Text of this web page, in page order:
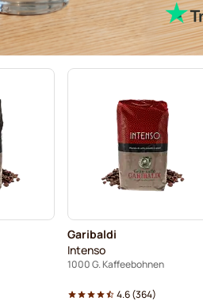
Garibaldi
Intenso
1000 G. Kaffeebohnen
4.6(364)